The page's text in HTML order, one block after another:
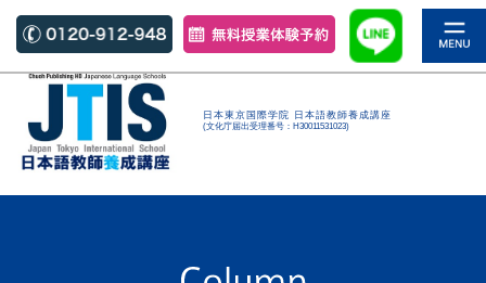
日本東京国際学院 日本語教師養成講座
(文化庁届出受理番号：H30011531023)